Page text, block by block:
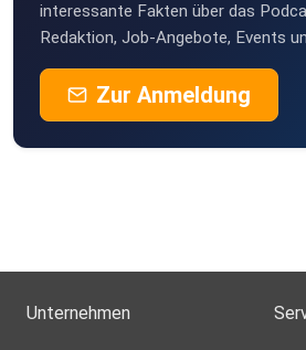
interessante Fakten über das
Redaktion, Job-Angebote, Events
Zur Anmeldung
Unternehmen